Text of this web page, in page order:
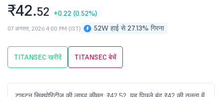
₹42.52 +0.22 (0.52%)
52W हाई से 27.13% गिरना
07 अगस्त, 2026 4:00 PM (IST)
TITANSEC खरीदें TITANSEC बेचें